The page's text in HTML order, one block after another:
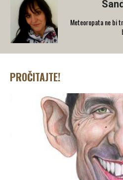
Meteoropata ne bi
PROČITAJTE!